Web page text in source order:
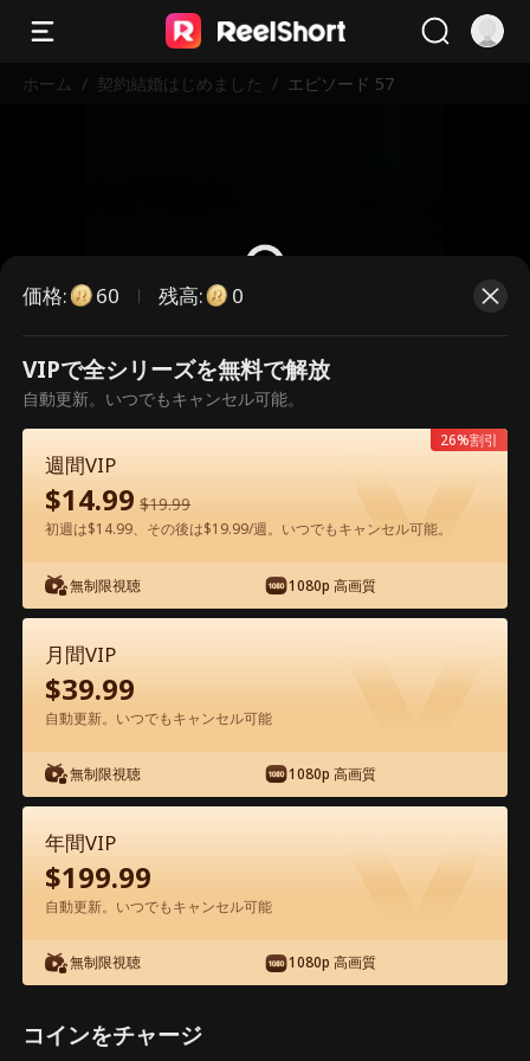
ホーム / 契約結婚はじめました / エピソード 57
こちらは有料のエピソードです。視
聴いただくには解放が必要です。
アプリ内で無料視聴可能
エピソード57 - 契約結婚はじめました
映画フル
1-50 51-73
57 60
価格: 60 残高: 0
VIPで全シリーズを無料で解放
自動更新。いつでもキャンセル可能。
週間VIP
$14.99 $19.99
初週は$14.99、その後は$19.99/週。いつでもキャンセル可能。
無制限視聴 1080p 高画質
26%割引
月間VIP
$39.99
自動更新。いつでもキャンセル可能
無制限視聴 1080p 高画質
年間VIP
$199.99
自動更新。いつでもキャンセル可能
無制限視聴 1080p 高画質
コインをチャージ